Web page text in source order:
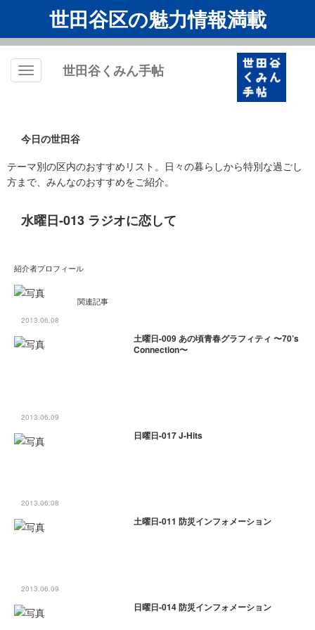
世田谷区の魅力情報満載
Toggle
世田谷くみん手帖
今日の世田谷
テーマ別の区内のおすすめリスト。日々の暮らしから特別な過ごし
方まで、みんなのおすすめをご紹介。
水曜日-013 ラジオに恋して
紹介者プロフィール
関連記事
2013.06.08
土曜日-009 あの頃青春グラフィティ 〜70’s
Connection〜
2013.06.09
日曜日-017 J-Hits
2013.06.08
土曜日-011 防災インフォメーション
2013.06.09
日曜日-014 防災インフォメーション